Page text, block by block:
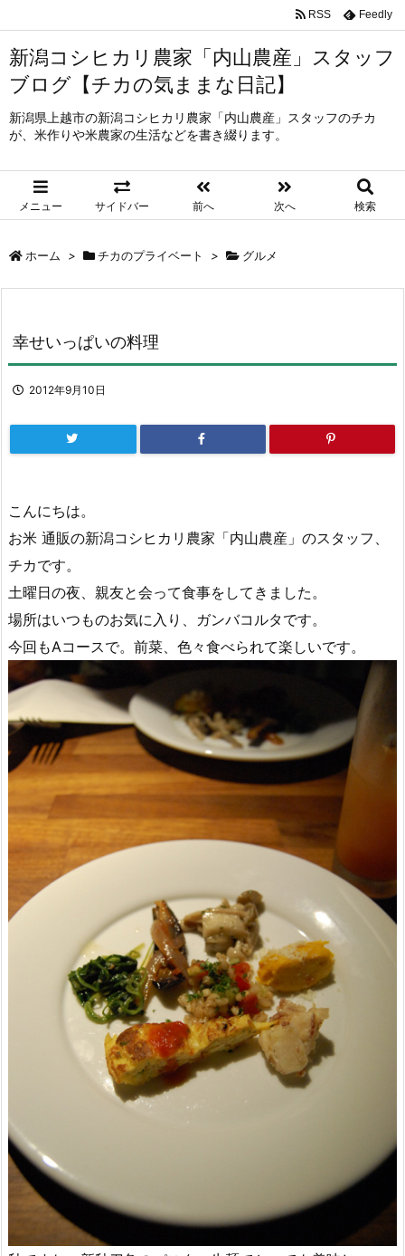
新潟コシヒカリ農家「内山農産」スタッフ
ブログ【チカの気ままな日記】
新潟県上越市の新潟コシヒカリ農家「内山農産」スタッフのチカ
が、米作りや米農家の生活などを書き綴ります。
メニュー サイドバー 前へ 次へ 検索
RSS Feedly
ホーム > チカのプライベート > グルメ
幸せいっぱいの料理
2012年9月10日
こんにちは。
お米 通販の新潟コシヒカリ農家「内山農産」のスタッフ、
チカです。
土曜日の夜、親友と会って食事をしてきました。
場所はいつものお気に入り、ガンバコルタです。
今回もAコースで。前菜、色々食べられて楽しいです。